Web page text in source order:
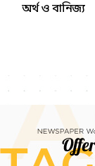
অর্থ ও বানিজ্য